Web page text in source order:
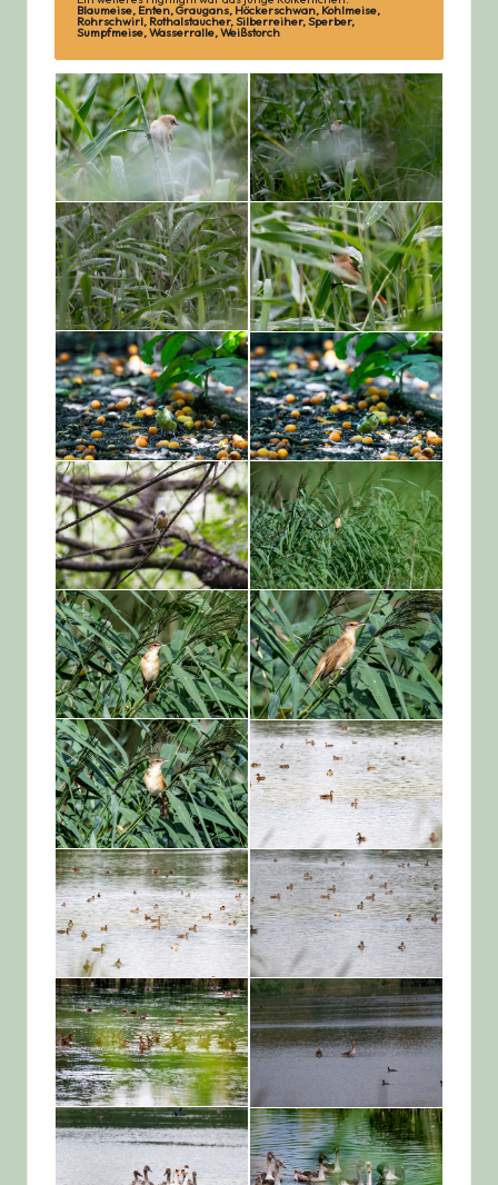
Blaumeise, Enten, Graugans, Höckerschwan, Kohlmeise,
Rohrschwirl, Rothalstaucher, Silberreiher, Sperber,
Sumpfmeise, Wasserralle, Weißstorch